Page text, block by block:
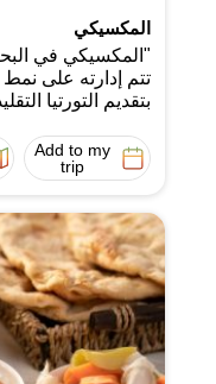
المكسيكي
"المكسيكي في
تتم إدارته على
بتقديم التورتيا
Add to my
trip